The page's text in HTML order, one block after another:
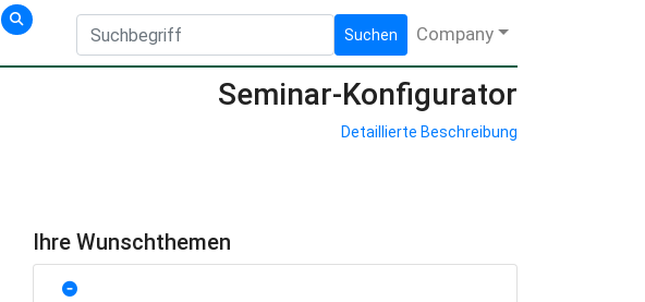
Suchen Company
Seminar-Konfigurator
Detaillierte Beschreibung
Ihre Wunschthemen